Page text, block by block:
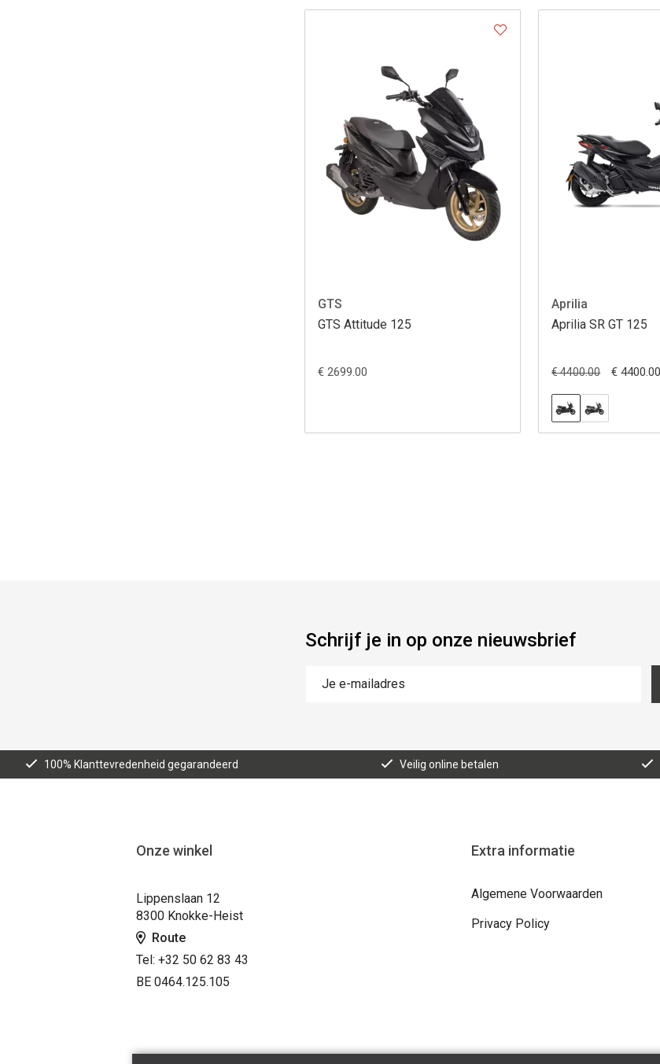
GTS
GTS Attitude 125
€ 2699.00
Aprilia
Aprilia SR GT 125
€ 4400.00 € 4400.00
Schrijf je in op onze nieuwsbrief
100% Klanttevredenheid gegarandeerd Veilig online betalen
Onze winkel
Lippenslaan 12
8300 Knokke-Heist
Route
Tel: +32 50 62 83 43
BE 0464.125.105
Extra informatie
Algemene Voorwaarden
Privacy Policy